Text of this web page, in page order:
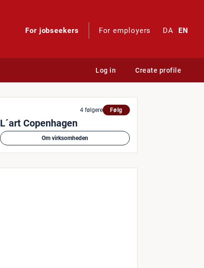
For jobseekers For employers DA EN
Log in Create profile
4 følgere Følg
L´art Copenhagen
Om virksomheden